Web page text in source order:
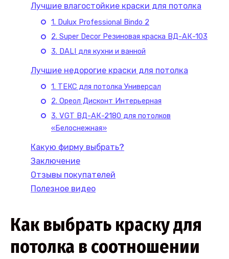
Лучшие влагостойкие краски для потолка
1. Dulux Professional Bindo 2
2. Super Decor Резиновая краска ВД-АК-103
3. DALI для кухни и ванной
Лучшие недорогие краски для потолка
1. ТЕКС для потолка Универсал
2. Ореол Дисконт Интерьерная
3. VGT ВД-АК-2180 для потолков
«Белоснежная»
Какую фирму выбрать?
Заключение
Отзывы покупателей
Полезное видео
Как выбрать краску для
потолка в соотношении